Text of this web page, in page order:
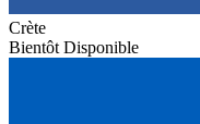
Crète
Bientôt Disponible